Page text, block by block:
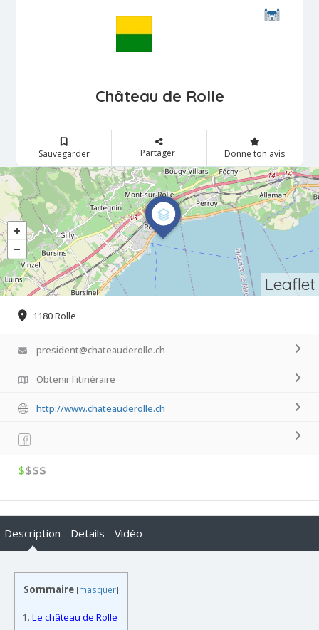
Château de Rolle
Sauvegarder Partager Donne ton avis
Leaflet
1180 Rolle
president@chateauderolle.ch
Obtenir l'itinéraire
http://www.chateauderolle.ch
$$$$
Description Details Vidéo
Sommaire [masquer]
1. Le château de Rolle